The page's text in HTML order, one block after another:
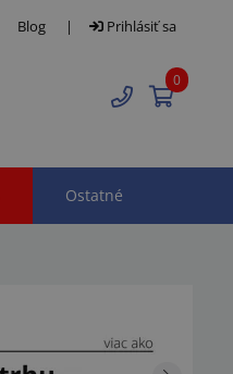
Blog | Prihlásiť sa
0
Ostatné